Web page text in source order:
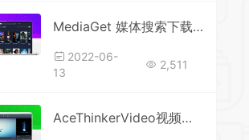
MediaGet 媒体搜索下载器 v3.01.4032便携版
2022-06-
13
2,511
AceThinkerVideo视频转换器